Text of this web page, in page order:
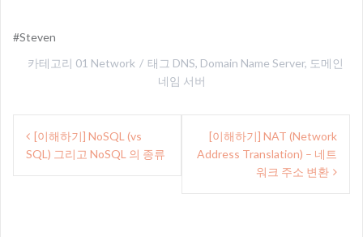
#Steven
카테고리 01 Network 태그 DNS, Domain Name Server, 도메인
네임 서버
글
내[이해하기] NoSQL (vs
SQL) 그리고 NoSQL 의 종류
[이해하기] NAT (Network
Address Translation) – 네트
워크 주소 변환